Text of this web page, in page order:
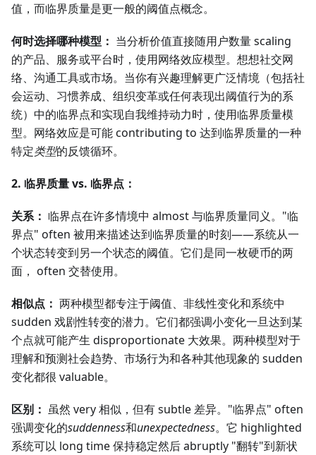
值，而临界质量是更一般的阈值点概念。
何时选择哪种模型： 当分析价值直接随用户数量 scaling
的产品、服务或平台时，使用网络效应模型。想想社交网
络、沟通工具或市场。当你有兴趣理解更广泛情境（包括社
会运动、习惯养成、组织变革或任何表现出阈值行为的系
统）中的临界点和实现自我维持动力时，使用临界质量模
型。网络效应是可能 contributing to 达到临界质量的一种
特定类型的反馈循环。
2. 临界质量 vs. 临界点：
关系： 临界点在许多情境中 almost 与临界质量同义。"临
界点" often 被用来描述达到临界质量的时刻——系统从一
个状态转变到另一个状态的阈值。它们是同一枚硬币的两
面， often 交替使用。
相似点： 两种模型都专注于阈值、非线性变化和系统中
sudden 戏剧性转变的潜力。它们都强调小变化一旦达到某
个点就可能产生 disproportionate 大效果。两种模型对于
理解和预测社会趋势、市场行为和各种其他现象的 sudden
变化都很 valuable。
区别： 虽然 very 相似，但有 subtle 差异。"临界点" often
强调变化的suddenness和unexpectedness。它 highlighted
系统可以 long time 保持稳定然后 abruptly "翻转"到新状